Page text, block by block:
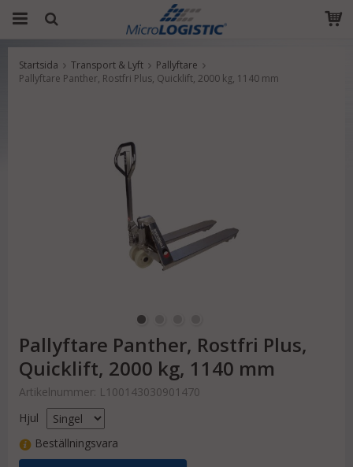
Produkten har blivit tillagd i varukorgen
Startsida Transport & Lyft
Pallyftare
Pallyftare Panther, Rostfri Plus, Quicklift, 2000 kg, 1140 mm
Pallyftare Panther, Rostfri Plus,
Quicklift, 2000 kg, 1140 mm
Artikelnummer: L100143030901470
Hjul
Beställningsvara